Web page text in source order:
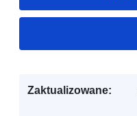
Zaktualizowane: